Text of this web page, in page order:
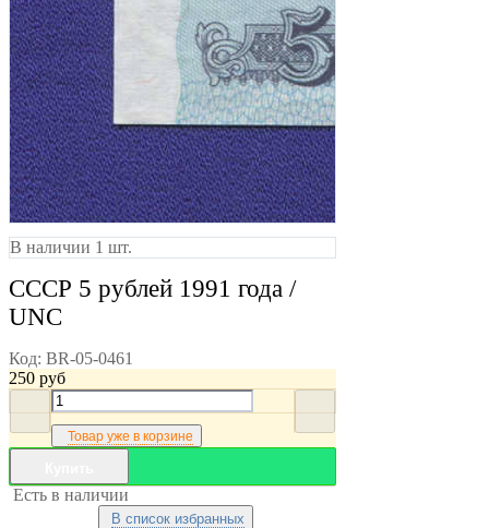
В наличии 1 шт.
СССР 5 рублей 1991 года /
UNC
Код: BR-05-0461
250 руб
Товар уже в корзине
Есть в наличии
В список избранных